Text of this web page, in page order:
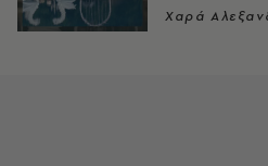
Χαρά